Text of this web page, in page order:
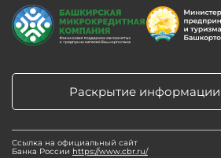
Раскрытие информации
Ссылка на официальный сайт
Банка России https://www.cbr.ru/